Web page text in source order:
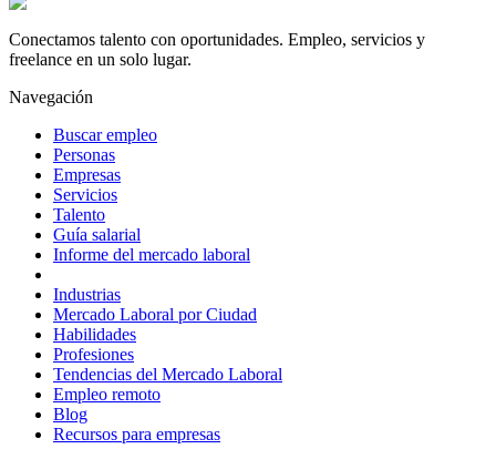
Conectamos talento con oportunidades. Empleo, servicios y
freelance en un solo lugar.
Navegación
Buscar empleo
Personas
Empresas
Servicios
Talento
Guía salarial
Informe del mercado laboral
Industrias
Mercado Laboral por Ciudad
Habilidades
Profesiones
Tendencias del Mercado Laboral
Empleo remoto
Blog
Recursos para empresas